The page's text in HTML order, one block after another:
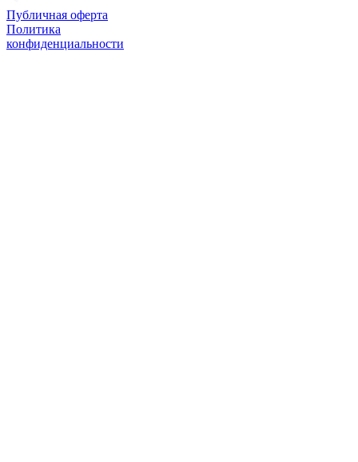
Публичная оферта
Политика
конфиденциальности